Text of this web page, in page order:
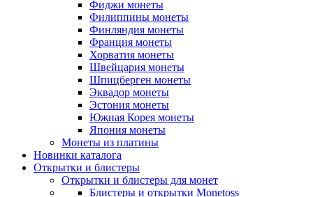
Фиджи монеты
Филиппины монеты
Финляндия монеты
Франция монеты
Хорватия монеты
Швейцария монеты
Шпицберген монеты
Эквадор монеты
Эстония монеты
Южная Корея монеты
Япония монеты
Монеты из платины
Новинки каталога
Открытки и блистеры
Открытки и блистеры для монет
Блистеры и открытки Monetoss